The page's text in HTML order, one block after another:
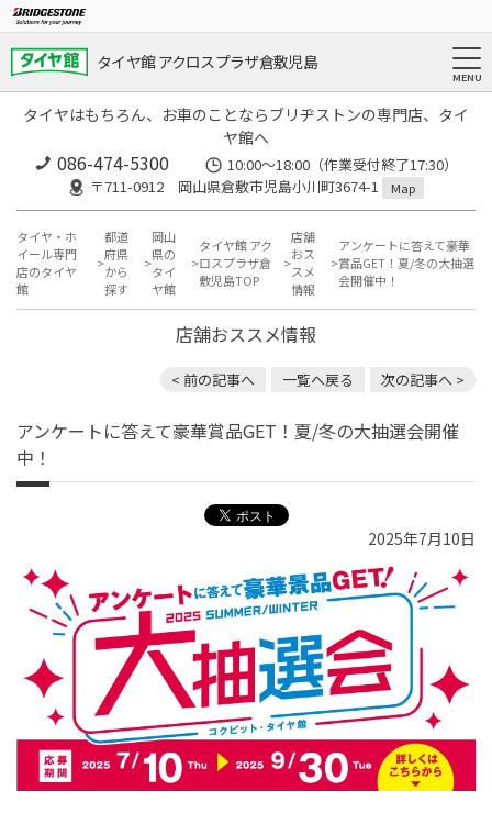
タイヤ館 アクロスプラザ倉敷児島
タイヤはもちろん、お車のことならブリヂストンの専門店、タイ
ヤ館へ
086-474-5300
10:00〜18:00（作業受付終了17:30）
〒711-0912 岡山県倉敷市児島小川町3674-1
Map
タイヤ・ホ
イール専門
店のタイヤ
館
都道
府県
から
探す
岡山
県の
タイ
ヤ館
タイヤ館 アク
ロスプラザ倉
敷児島TOP
店舗
おス
スメ
情報
アンケートに答えて豪華
賞品GET！夏/冬の大抽選
会開催中！
店舗おススメ情報
< 前の記事へ 一覧へ戻る 次の記事へ >
アンケートに答えて豪華賞品GET！夏/冬の大抽選会開催
中！
2025年7月10日